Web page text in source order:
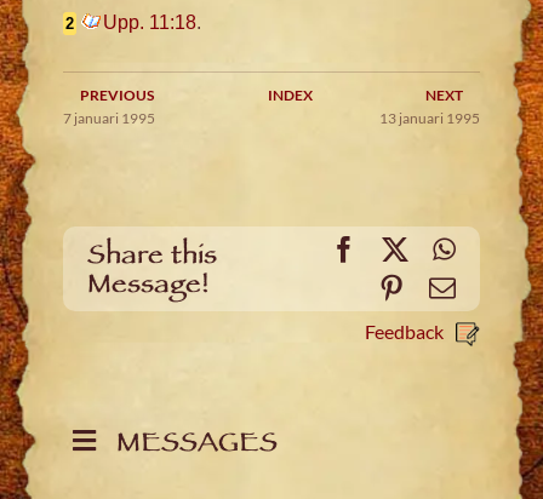
2 Upp. 11:18.
PREVIOUS INDEX
NEXT
7 januari 1995
13 januari 1995
Share this
Message!
Facebook
X
Pinterest
Email
Feedback
MESSAGES